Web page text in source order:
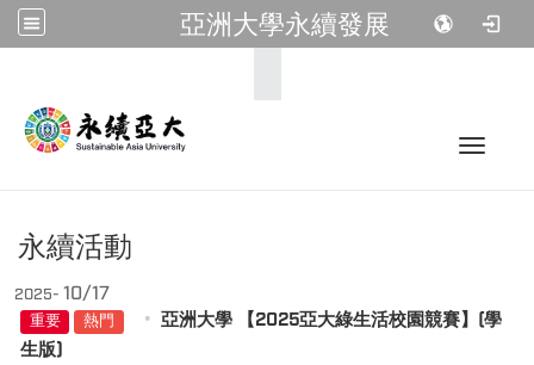
亞洲大學永續發展
Toggle
永續活動
2025- 10/17
重要 熱門
亞洲大學 【2025亞大綠生活校園競賽】(學
生版)